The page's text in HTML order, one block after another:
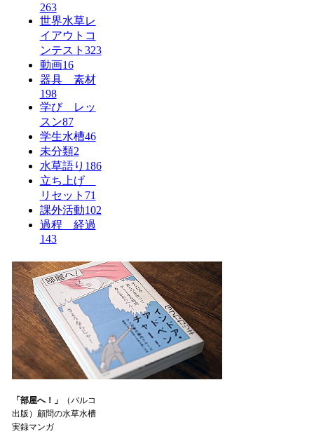
263
世界水草レ
イアウトコ
ンテスト 323
動画16
器具 素材
198
学び レッ
スン87
学生水槽46
未分類2
水草語り 186
立ち上げ
リセット 71
課外活動102
過程 経過
143
「部屋へ！」
（パルコ
出版）顧問の水草水槽
実録マンガ